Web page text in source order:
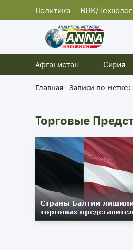
Политика ВПК/
Афганистан
Сирия
Главная Записи по метке:
Торговые
Страны Балтии
торговых